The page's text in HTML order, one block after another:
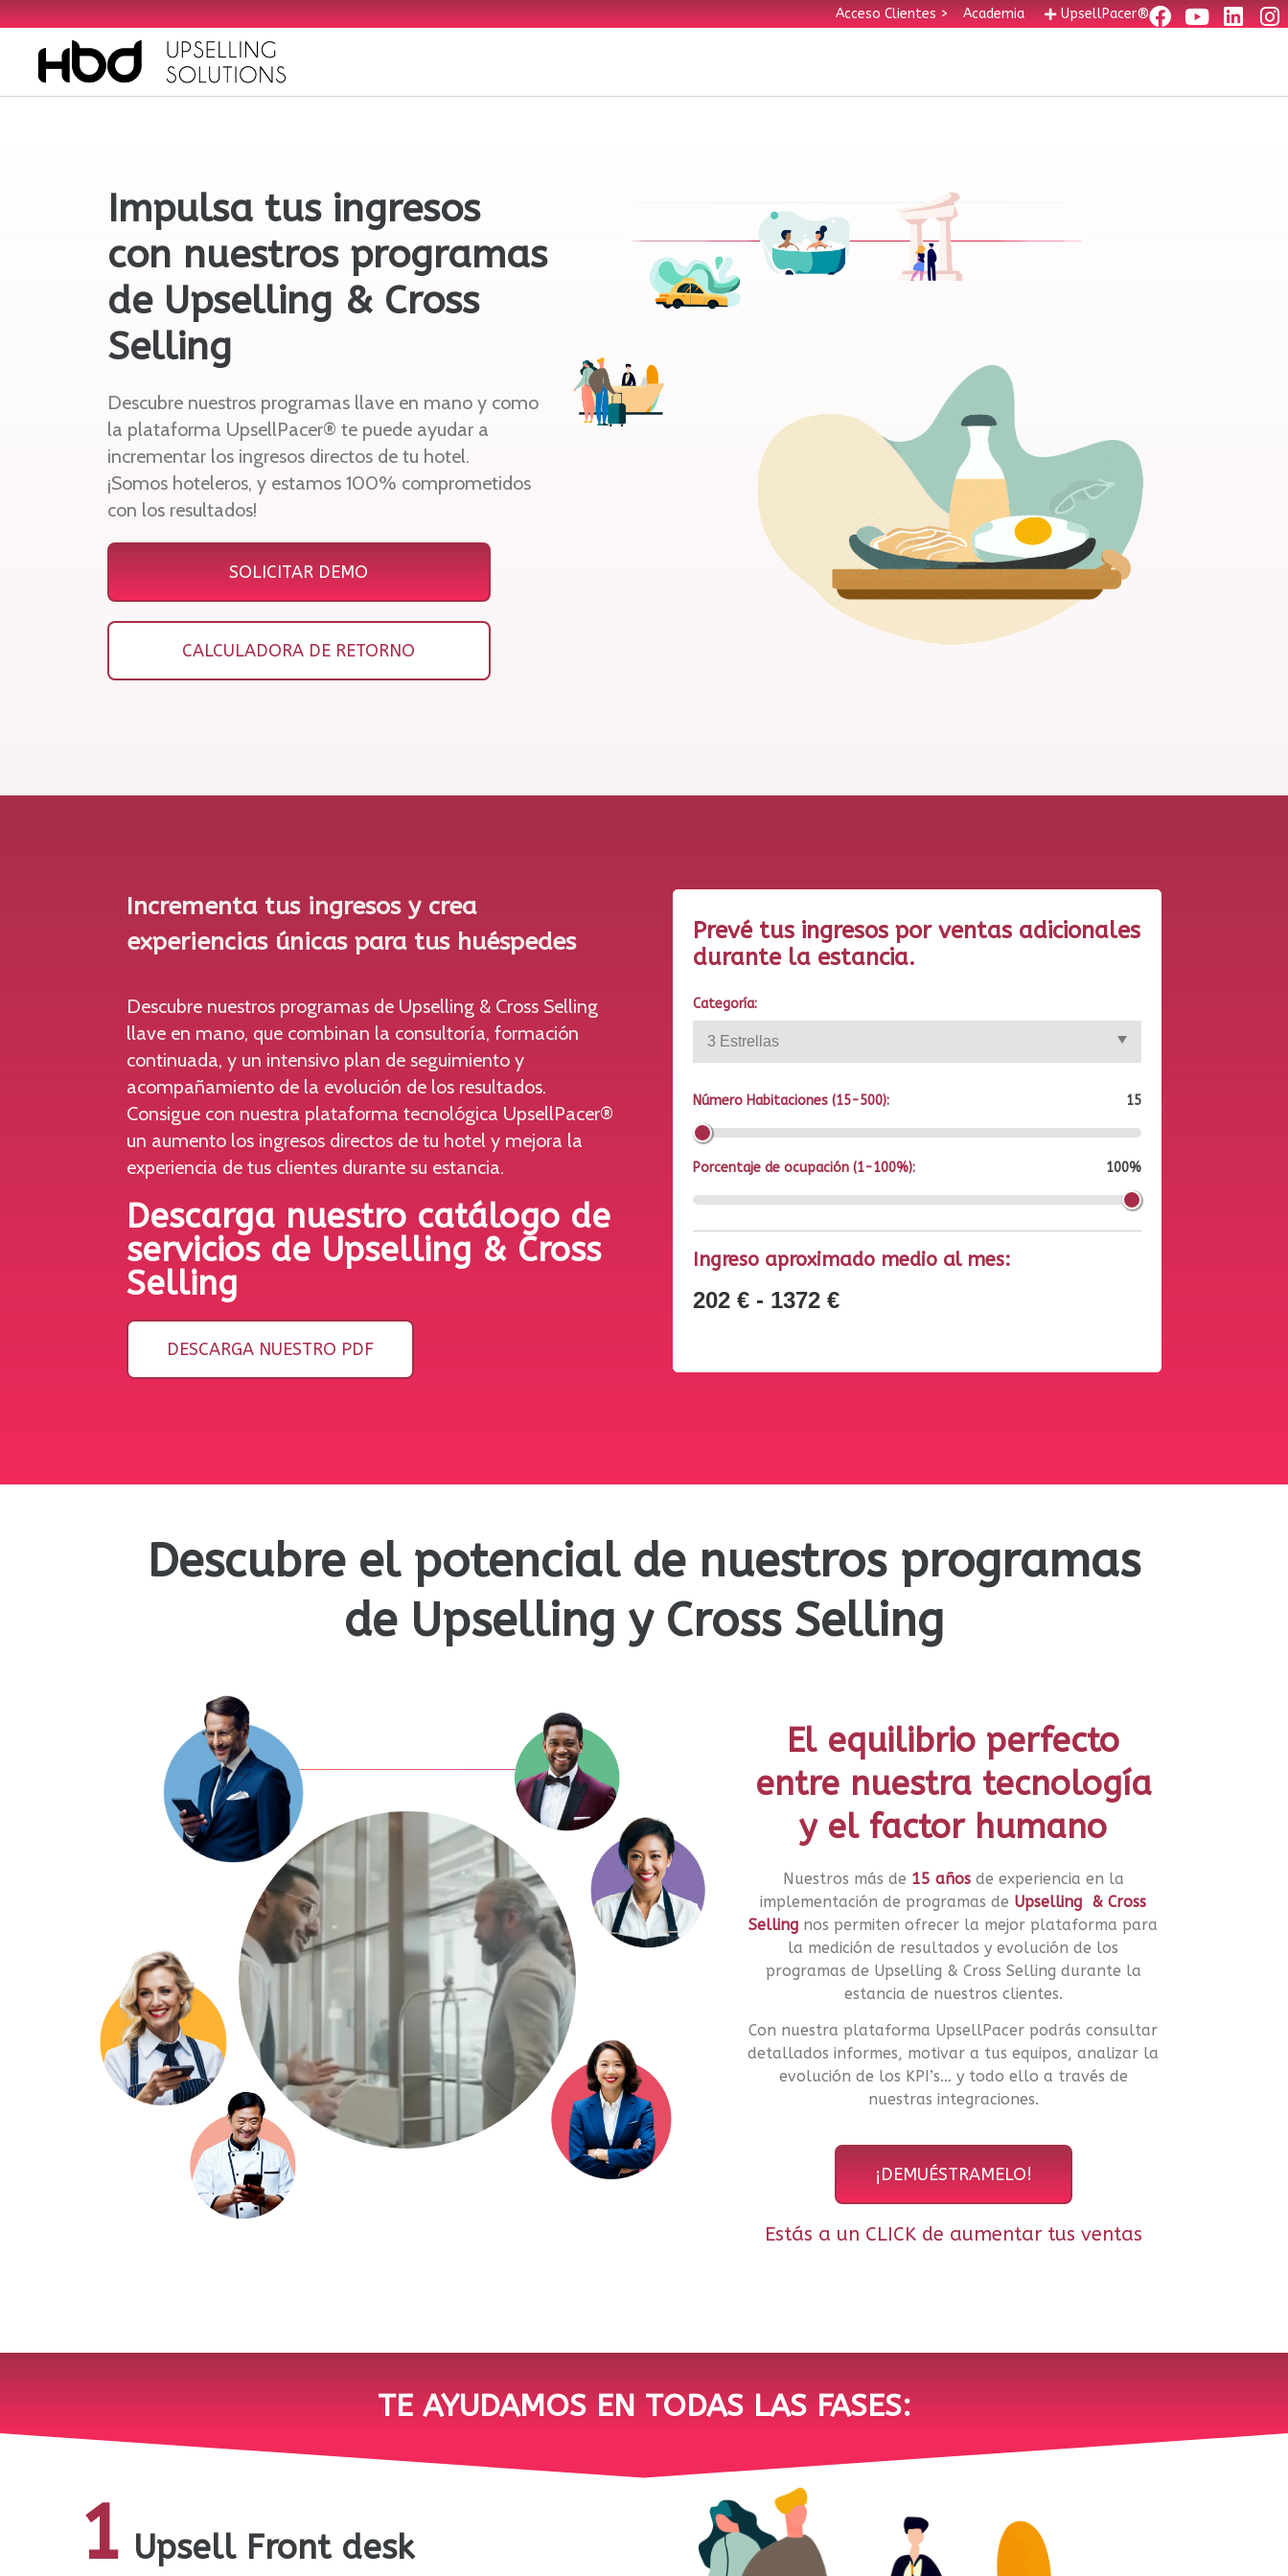
Acceso Clientes > Academia UpsellPacer®
Impulsa tus ingresos
con nuestros programas
de Upselling & Cross
Selling
Descubre nuestros programas llave en mano y como
la plataforma UpsellPacer® te puede ayudar a
incrementar los ingresos directos de tu hotel.
¡Somos hoteleros, y estamos 100% comprometidos
con los resultados!
SOLICITAR DEMO
CALCULADORA DE RETORNO
Incrementa tus ingresos y crea
experiencias únicas para tus huéspedes
Descubre nuestros programas de Upselling & Cross Selling
llave en mano, que combinan la consultoría, formación
continuada, y un intensivo plan de seguimiento y
acompañamiento de la evolución de los resultados.
Consigue con nuestra plataforma tecnológica UpsellPacer®
un aumento los ingresos directos de tu hotel y mejora la
experiencia de tus clientes durante su estancia.
Descarga nuestro catálogo de
servicios de Upselling & Cross
Selling
DESCARGA NUESTRO PDF
Prevé tus ingresos por ventas adicionales
durante la estancia.
Categoría:
Número Habitaciones (15-500): 15
Porcentaje de ocupación (1-100%): 100%
Ingreso aproximado medio al mes:
202 € - 1372 €
Descubre el potencial de nuestros programas
de Upselling y Cross Selling
El equilibrio perfecto
entre nuestra tecnología
y el factor humano
Nuestros más de 15 añosde experiencia en la
implementación de programas de Upselling & Cross
Selling nos permiten ofrecer la mejor plataforma para
la medición de resultados y evolución de los
programas de Upselling & Cross Selling durante la
estancia de nuestros clientes.
Con nuestra plataforma UpsellPacer podrás consultar
detallados informes, motivar a tus equipos, analizar la
evolución de los KPI’s… y todo ello a través de
nuestras integraciones.
¡DEMUÉSTRAMELO!
Estás a un CLICK de aumentar tus ventas
TE AYUDAMOS EN TODAS LAS FASES:
1 Upsell Front desk